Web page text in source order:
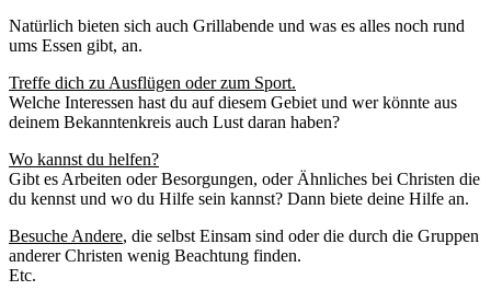
Natürlich bieten sich auch Grillabende und was es alles noch rund
ums Essen gibt, an.
Treffe dich zu Ausflügen oder zum Sport.
Welche Interessen hast du auf diesem Gebiet und wer könnte aus
deinem Bekanntenkreis auch Lust daran haben?
Wo kannst du helfen?
Gibt es Arbeiten oder Besorgungen, oder Ähnliches bei Christen die
du kennst und wo du Hilfe sein kannst? Dann biete deine Hilfe an.
Besuche Andere, die selbst Einsam sind oder die durch die Gruppen
anderer Christen wenig Beachtung finden.
Etc.